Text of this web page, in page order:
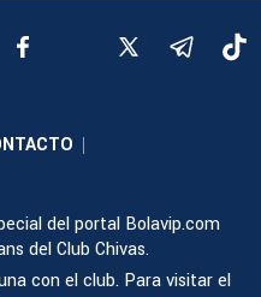
|
del portal Bolavip.com
del Club Chivas.
con el club. Para visitar el